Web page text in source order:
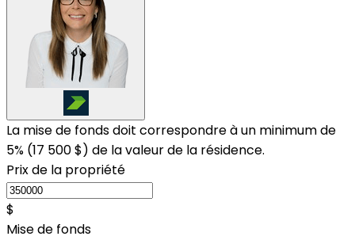
La mise de fonds doit correspondre à un minimum de
5% (17 500 $) de la valeur de la résidence.
Prix de la propriété
$
Mise de fonds